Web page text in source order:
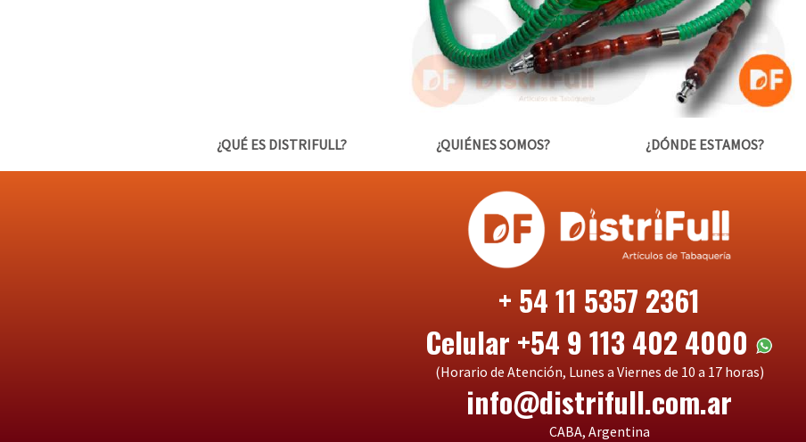
¿QUÉ ES DISTRIFULL? ¿QUIÉNES SOMOS? ¿DÓNDE ESTAMOS?
+ 54 11 5357 2361
Celular +54 9 113 402 4000
(Horario de Atención, Lunes a Viernes de 10 a 17 horas)
info@distrifull.com.ar
CABA, Argentina